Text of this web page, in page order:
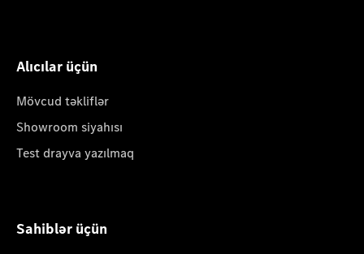
Alıcılar üçün
Mövcud təkliflər
Showroom siyahısı
Test drayva yazılmaq
Sahiblər üçün